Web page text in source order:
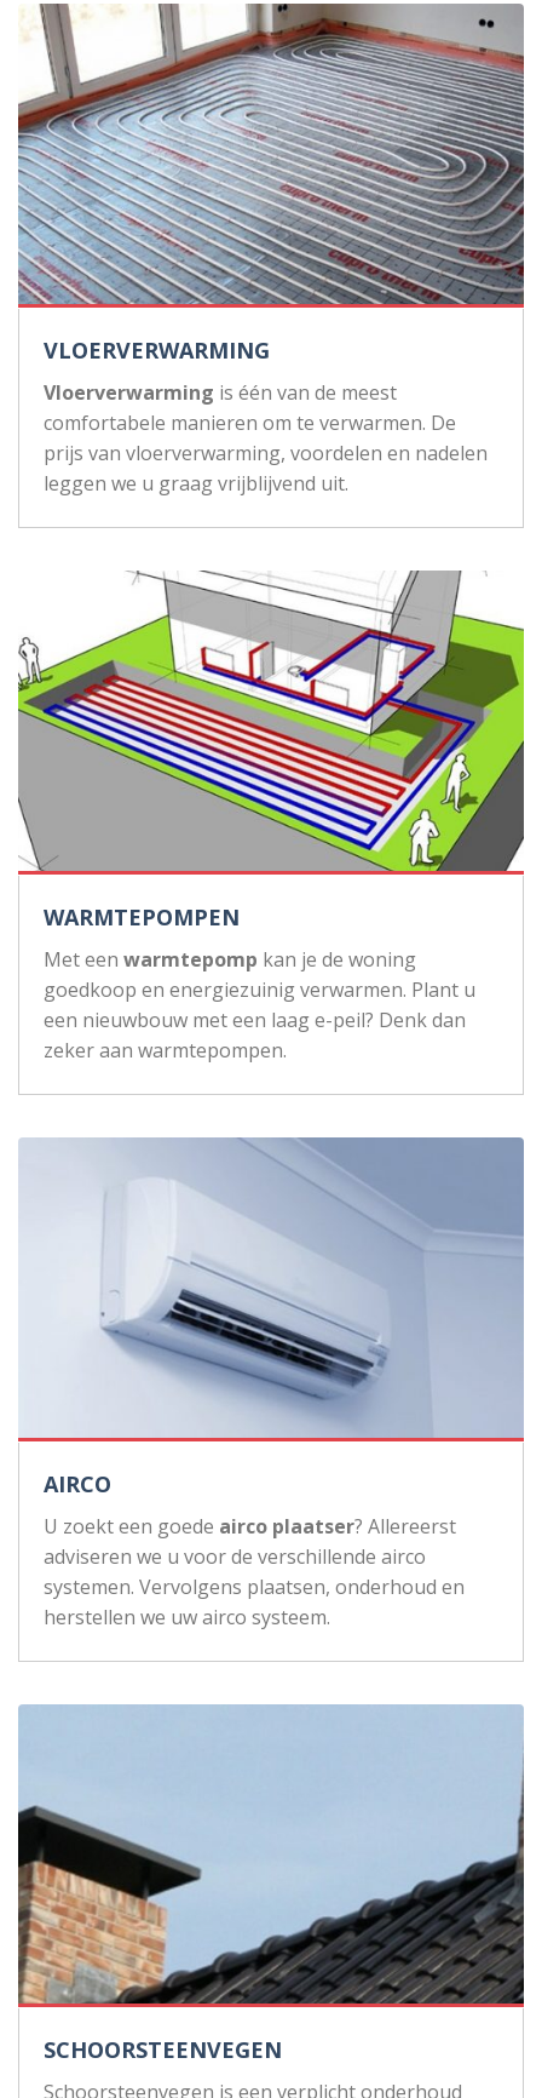
VLOERVERWARMING
Vloerverwarming is één van de meest
comfortabele manieren om te verwarmen. De
prijs van vloerverwarming, voordelen en nadelen
leggen we u graag vrijblijvend uit.
WARMTEPOMPEN
Met een warmtepomp kan je de woning
goedkoop en energiezuinig verwarmen. Plant u
een nieuwbouw met een laag e-peil? Denk dan
zeker aan warmtepompen.
AIRCO
U zoekt een goede airco plaatser? Allereerst
adviseren we u voor de verschillende airco
systemen. Vervolgens plaatsen, onderhoud en
herstellen we uw airco systeem.
SCHOORSTEENVEGEN
Schoorsteenvegen is een verplicht onderhoud